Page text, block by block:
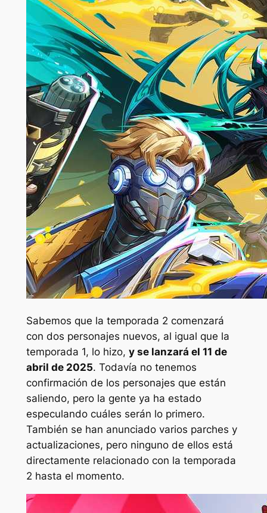
Sabemos que la temporada 2 comenzará
con dos personajes nuevos, al igual que la
temporada 1, lo hizo, y se lanzará el 11 de
abril de 2025. Todavía no tenemos
confirmación de los personajes que están
saliendo, pero la gente ya ha estado
especulando cuáles serán lo primero.
También se han anunciado varios parches y
actualizaciones, pero ninguno de ellos está
directamente relacionado con la temporada
2 hasta el momento.